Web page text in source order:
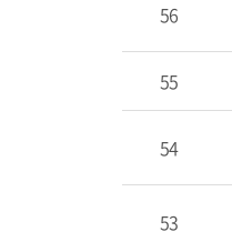
56
55
54
53